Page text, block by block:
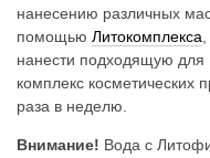
нанесению различных
помощью Литокомплекса
нанести подходящую
комплекс косметических
раза в неделю.
Внимание! Вода с